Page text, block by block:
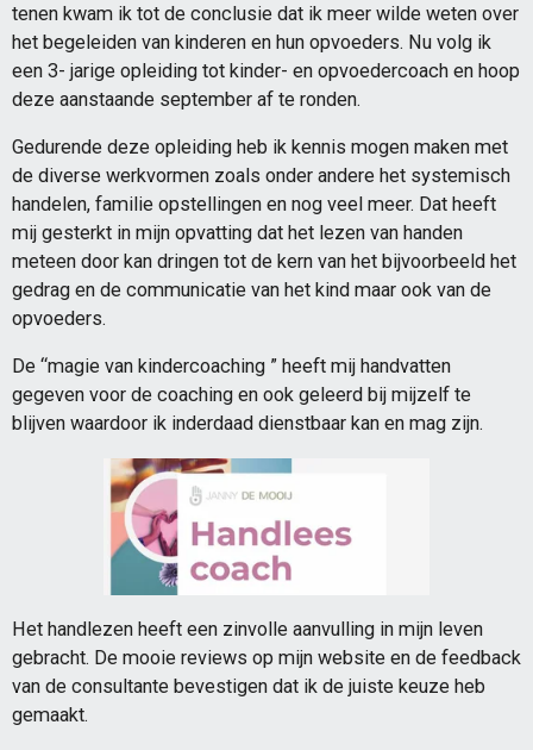
tenen kwam ik tot de conclusie dat ik meer wilde weten over
het begeleiden van kinderen en hun opvoeders. Nu volg ik
een 3- jarige opleiding tot kinder- en opvoedercoach en hoop
deze aanstaande september af te ronden.
Gedurende deze opleiding heb ik kennis mogen maken met
de diverse werkvormen zoals onder andere het systemisch
handelen, familie opstellingen en nog veel meer. Dat heeft
mij gesterkt in mijn opvatting dat het lezen van handen
meteen door kan dringen tot de kern van het bijvoorbeeld het
gedrag en de communicatie van het kind maar ook van de
opvoeders.
De “magie van kindercoaching ” heeft mij handvatten
gegeven voor de coaching en ook geleerd bij mijzelf te
blijven waardoor ik inderdaad dienstbaar kan en mag zijn.
Het handlezen heeft een zinvolle aanvulling in mijn leven
gebracht. De mooie reviews op mijn website en de feedback
van de consultante bevestigen dat ik de juiste keuze heb
gemaakt.